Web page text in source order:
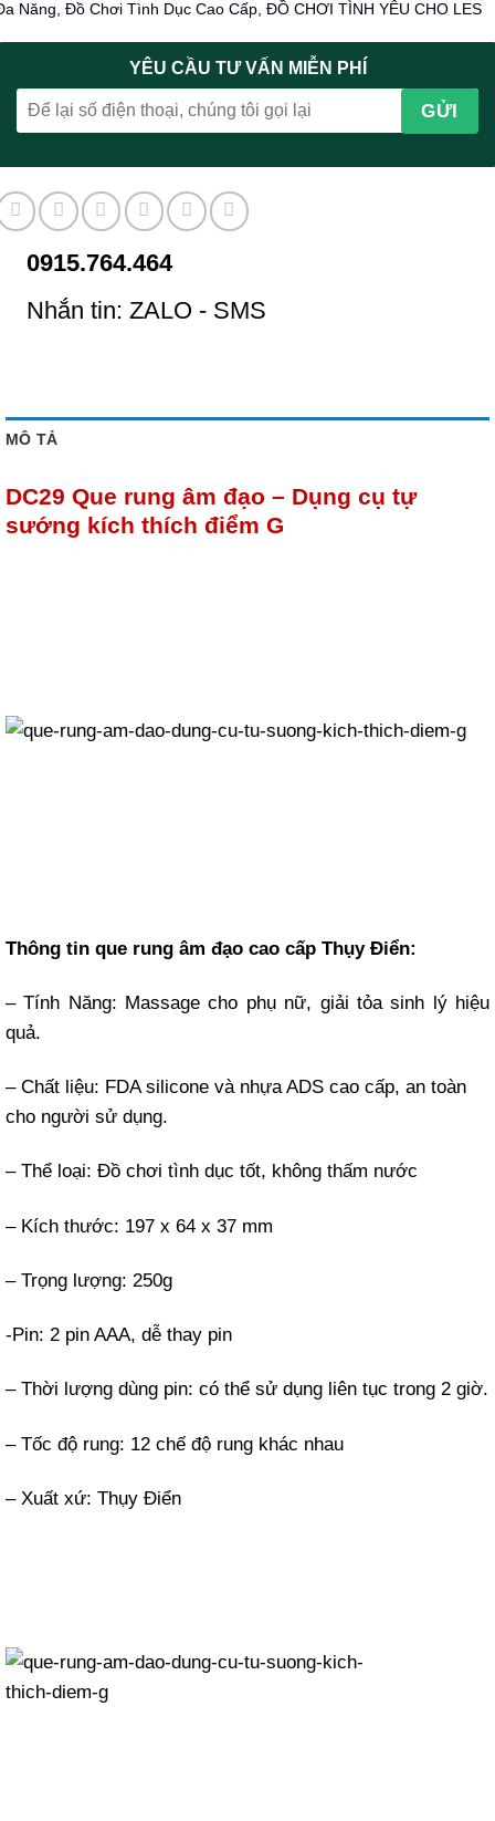
Năng, Đồ Chơi Tình Dục Cao Cấp, ĐỒ CHƠI TÌNH YÊU CHO LES
YÊU CẦU TƯ VẤN MIỄN PHÍ
0915.764.464
Nhắn tin: ZALO - SMS
MÔ TẢ
DC29 Que rung âm đạo – Dụng cụ tự
sướng kích thích điểm G
Thông tin que rung âm đạo cao cấp Thụy Điển:
– Tính Năng: Massage cho phụ nữ, giải tỏa sinh lý hiệu
quả.
– Chất liệu: FDA silicone và nhựa ADS cao cấp, an toàn
cho người sử dụng.
– Thể loại: Đồ chơi tình dục tốt, không thấm nước
– Kích thước: 197 x 64 x 37 mm
– Trọng lượng: 250g
-Pin: 2 pin AAA, dễ thay pin
– Thời lượng dùng pin: có thể sử dụng liên tục trong 2 giờ.
– Tốc độ rung: 12 chế độ rung khác nhau
– Xuất xứ: Thụy Điển